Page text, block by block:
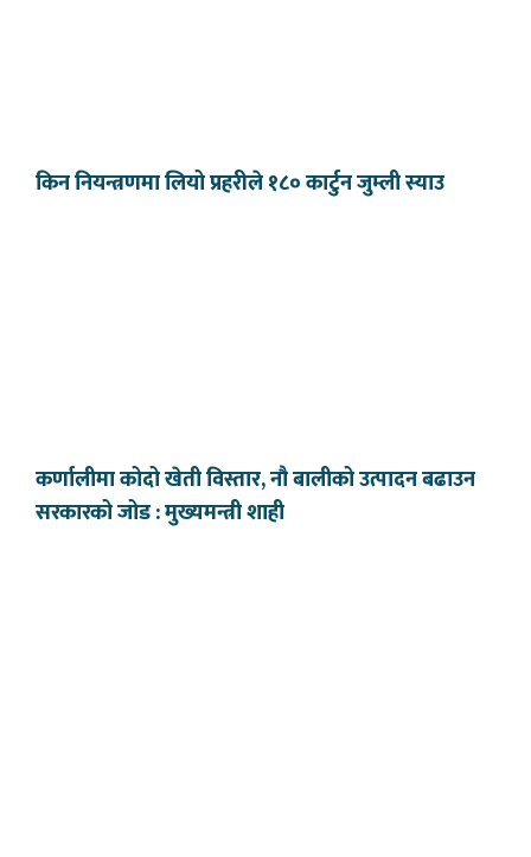
किन नियन्त्रणमा लियो प्रहरीले १८० कार्टुन जुम्ली स्याउ
कर्णालीमा कोदो खेती विस्तार, नौ बालीको उत्पादन बढाउन
सरकारको जोड : मुख्यमन्त्री शाही